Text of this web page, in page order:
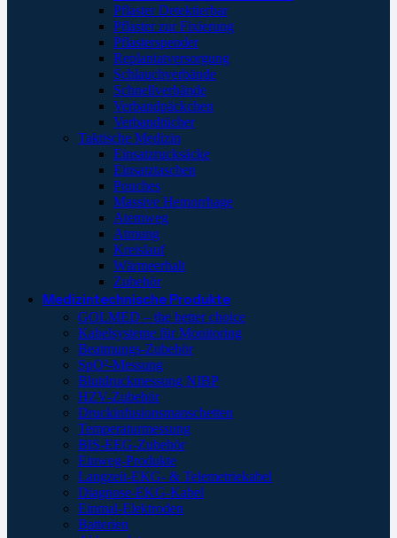
Pflaster Detektierbar
Pflaster zur Fixierung
Pflasterspender
Replantatversorgung
Schlauchverbände
Schnellverbände
Verbandpäckchen
Verbandtücher
Taktische Medizin
Einsatzrucksäcke
Einsatztaschen
Pouches
Massive Hemorrhage
Atemweg
Atmung
Kreislauf
Wärmeerhalt
Zubehör
Medizintechnische Produkte
GOLMED – the better choice
Kabelsysteme für Monitoring
Beatmungs-Zubehör
SpO²-Messung
Blutdruckmessung NIBP
HZV-Zubehör
Druckinfusionsmanschetten
Temperaturmessung
BIS-EEG-Zubehör
Einweg-Produkte
Langzeit-EKG- & Telemetriekabel
Diagnose-EKG-Kabel
Einmal-Elektroden
Batterien